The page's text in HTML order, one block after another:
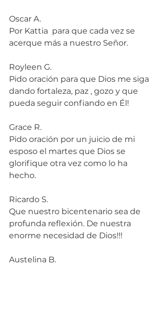
Oscar A.
Por Kattia  para que cada vez se
acerque más a nuestro Señor.
Royleen G.
Pido oración para que Dios me siga
dando fortaleza, paz , gozo y que
pueda seguir confiando en Él!
Grace R.
Pido oración por un juicio de mi
esposo el martes que Dios se
glorifique otra vez como lo ha
hecho.
Ricardo S.
Que nuestro bicentenario sea de
profunda reflexión. De nuestra
enorme necesidad de Dios!!!
Austelina B.